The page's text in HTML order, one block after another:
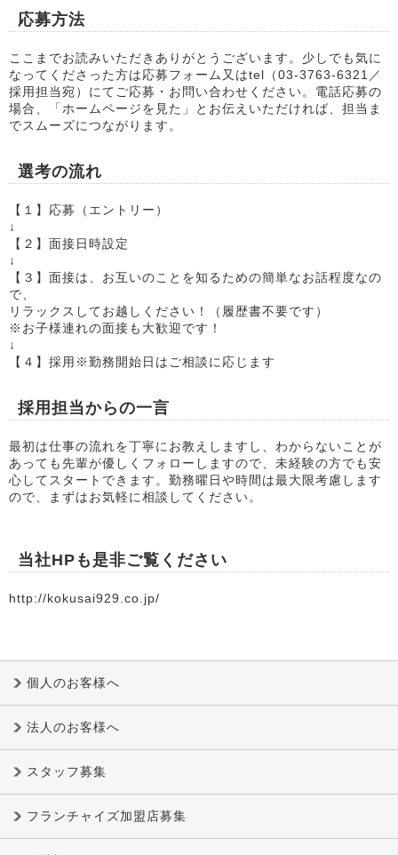
応募方法
ここまでお読みいただきありがとうございます。少しでも気に
なってくださった方は応募フォーム又はtel（03-3763-6321／
採用担当宛）にてご応募・お問い合わせください。電話応募の
場合、「ホームページを見た」とお伝えいただければ、担当ま
でスムーズにつながります。
選考の流れ
【１】応募（エントリー）
↓
【２】面接日時設定
↓
【３】面接は、お互いのことを知るための簡単なお話程度なの
で、
リラックスしてお越しください！（履歴書不要です）
※お子様連れの面接も大歓迎です！
↓
【４】採用※勤務開始日はご相談に応じます
採用担当からの一言
最初は仕事の流れを丁寧にお教えしますし、わからないことが
あっても先輩が優しくフォローしますので、未経験の方でも安
心してスタートできます。勤務曜日や時間は最大限考慮します
ので、まずはお気軽に相談してください。
当社HPも是非ご覧ください
http://kokusai929.co.jp/
個人のお客様へ
法人のお客様へ
スタッフ募集
フランチャイズ加盟店募集